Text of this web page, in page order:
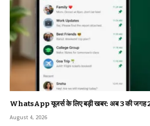
WhatsApp यूजर्स के लिए बड़ी खबर: अब 3 की जगह
August 4, 2026